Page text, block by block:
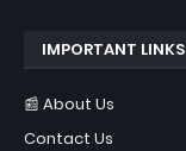
IMPORTANT LINKS
📰 About Us
Contact Us